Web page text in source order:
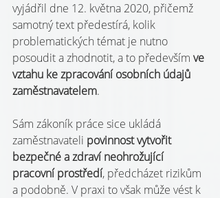
vyjádřil dne 12. května 2020, přičemž
samotný text předestírá, kolik
problematických témat je nutno
posoudit a zhodnotit, a to především ve
vztahu ke zpracování osobních údajů
zaměstnavatelem.
Sám zákoník práce sice ukládá
zaměstnavateli povinnost vytvořit
bezpečné a zdraví neohrožující
pracovní prostředí, předcházet rizikům
a podobně. V praxi to však může vést k